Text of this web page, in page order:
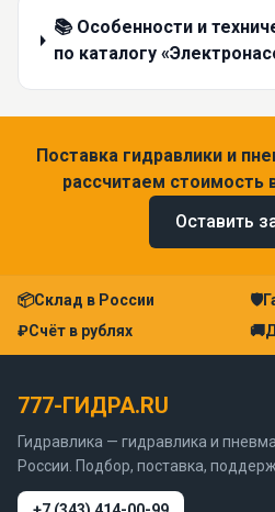
📚 Особенности и
по каталогу
Поставка гидравлики и
рассчитаем стоимость
Оставить
📦Склад в России 🛡
₽Счёт в рублях 🚚
777-ГИДРА.RU
Гидравлика — гидравлика и
России. Подбор, поставка,